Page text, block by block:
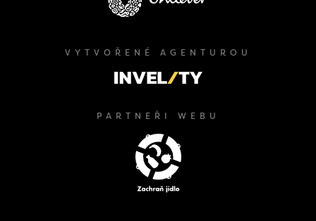
VYTVOŘENÉ AGENTUROU
PARTNEŘI WEBU